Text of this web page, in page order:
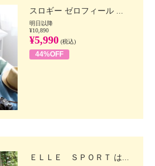
スロギー ゼロフィール ...
明日以降
¥10,890
¥5,990 (税込)
44%OFF
ＥＬＬＥ ＳＰＯＲＴ は...